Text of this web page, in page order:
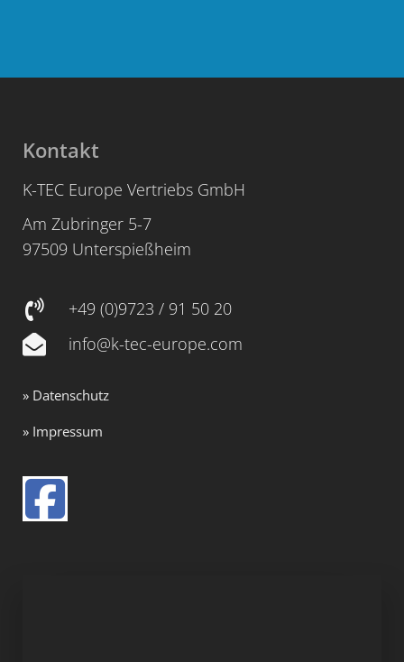
Kontakt
K-TEC Europe Vertriebs GmbH
Am Zubringer 5-7
97509 Unterspießheim
+49 (0)9723 / 91 50 20
info@k-tec-europe.com
» Datenschutz
» Impressum